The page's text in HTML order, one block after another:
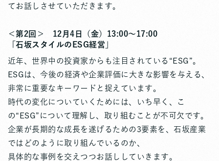
てお話しさせていただきます。
＜第2回＞ 12月4日（金）13:00〜17:00
「石坂スタイルのESG経営」
近年、世界中の投資家からも注目されている“ESG”。
ESGは、今後の経済や企業評価に大きな影響を与える、
非常に重要なキーワードと捉えています。
時代の変化についていくためには、いち早く、こ
の“ESG”について理解し、取り組むことが不可欠です。
企業が長期的な成長を遂げるための3要素を、石坂産業
ではどのように取り組んでいるのか、
具体的な事例を交えつつお話ししていきます。